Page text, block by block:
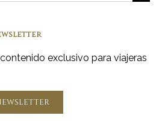
exclusivo para viajeras